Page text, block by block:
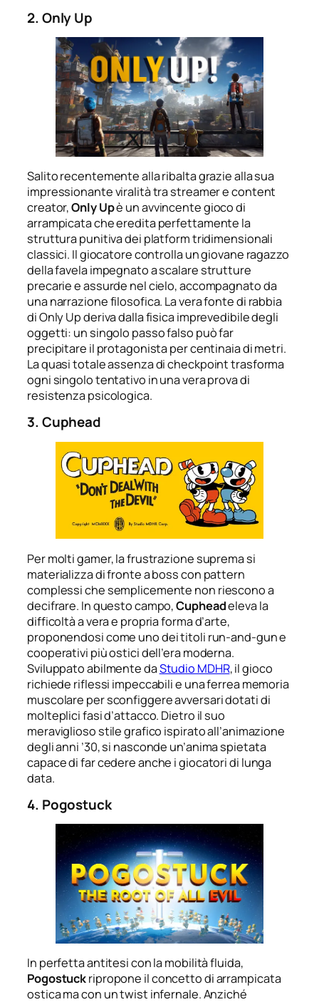
2. Only Up
Salito recentemente alla ribalta grazie alla sua
impressionante viralità tra streamer e content
creator,Only Upè un avvincente gioco di
arrampicata che eredita perfettamente la
struttura punitiva dei platform tridimensionali
classici. Il giocatore controlla un giovane ragazzo
della favela impegnato a scalare strutture
precarie e assurde nel cielo, accompagnato da
una narrazione filosofica. La vera fonte di rabbia
di Only Up deriva dalla fisica imprevedibile degli
oggetti: un singolo passo falso può far
precipitare il protagonista per centinaia di metri.
La quasi totale assenza di checkpoint trasforma
ogni singolo tentativo in una vera prova di
resistenza psicologica.
3. Cuphead
Per molti gamer, la frustrazione suprema si
materializza di fronte a boss con pattern
complessi che semplicemente non riescono a
decifrare. In questo campo,Cupheadeleva la
difficoltà a vera e propria forma d’arte,
proponendosi come uno dei titoli run-and-gun e
cooperativi più ostici dell’era moderna.
Sviluppato abilmente daStudio MDHR, il gioco
richiede riflessi impeccabili e una ferrea memoria
muscolare per sconfiggere avversari dotati di
molteplici fasi d’attacco. Dietro il suo
meraviglioso stile grafico ispirato all’animazione
degli anni ’30, si nasconde un’anima spietata
capace di far cedere anche i giocatori di lunga
data.
4. Pogostuck
In perfetta antitesi con la mobilità fluida,
Pogostuckripropone il concetto di arrampicata
ostica ma con un twist infernale. Anziché